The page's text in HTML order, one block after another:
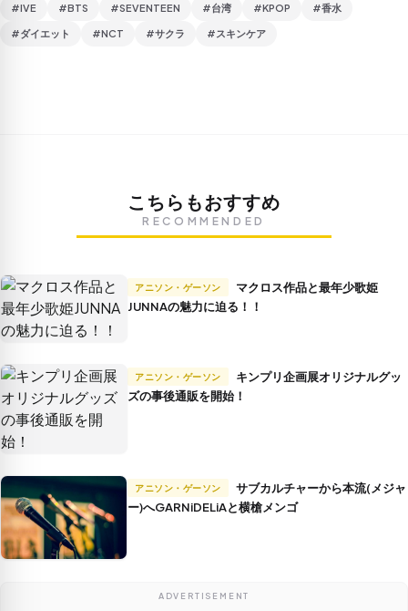
#IVE #BTS #SEVENTEEN #台湾 #KPOP #香水
#ダイエット #NCT #サクラ #スキンケア
こちらもおすすめ
RECOMMENDED
アニソン・ゲーソン
JUNNAの魅力に迫る！！
アニソン・ゲーソン
ズの事後通販を開始！
アニソン・ゲーソン
ー)へGARNiDELiAと横槍メンゴ
ADVERTISEMENT